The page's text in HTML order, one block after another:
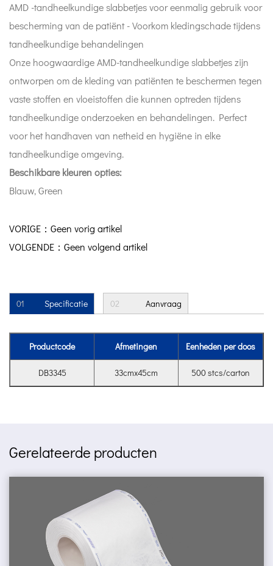
AMD -tandheelkundige slabbetjes voor eenmalig gebruik voor
bescherming van de patiënt - Voorkom kledingschade tijdens
tandheelkundige behandelingen
Onze hoogwaardige AMD-tandheelkundige slabbetjes zijn
ontworpen om de kleding van patiënten te beschermen tegen
vaste stoffen en vloeistoffen die kunnen optreden tijdens
tandheelkundige onderzoeken en behandelingen. Perfect
voor het handhaven van netheid en hygiëne in elke
tandheelkundige omgeving.
Beschikbare kleuren opties:
Blauw, Green
VORIGE：Geen vorig artikel
VOLGENDE：Geen volgend artikel
01 Specificatie 02 Aanvraag
Productcode Afmetingen Eenheden per doos
DB3345 33cmx45cm 500 stcs/carton
Gerelateerde producten